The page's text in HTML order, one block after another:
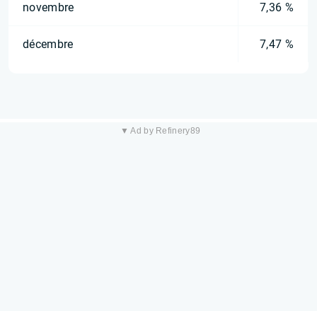
novembre 7,36 %
décembre 7,47 %
▼ Ad by Refinery89